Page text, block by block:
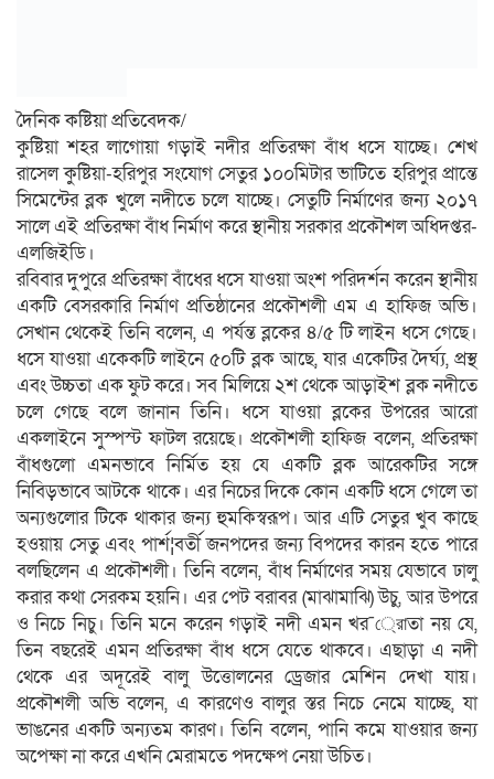
দৈনিক কষ্টিয়া প্রতিবেদক/
কুষ্টিয়া শহর লাগোয়া গড়াই নদীর প্রতিরক্ষা বাঁধ ধসে যাচ্ছে। শেখ
রাসেল কুষ্টিয়া-হরিপুর সংযোগ সেতুর ১০০মিটার ভাটিতে হরিপুর প্রান্তে
সিমেন্টের ব্লক খুলে নদীতে চলে যাচ্ছে। সেতুটি নির্মাণের জন্য ২০১৭
সালে এই প্রতিরক্ষা বাঁধ নির্মাণ করে স্থানীয় সরকার প্রকৌশল অধিদপ্তর-
এলজিইডি।
রবিবার দুপুরে প্রতিরক্ষা বাঁধের ধসে যাওয়া অংশ পরিদর্শন করেন স্থানীয়
একটি বেসরকারি নির্মাণ প্রতিষ্ঠানের প্রকৌশলী এম এ হাফিজ অভি।
সেখান থেকেই তিনি বলেন, এ পর্যন্ত ব্লকের ৪/৫ টি লাইন ধসে গেছে।
ধসে যাওয়া একেকটি লাইনে ৫০টি ব্লক আছে, যার একেটির দৈর্ঘ্য, প্রস্থ
এবং উচ্চতা এক ফুট করে। সব মিলিয়ে ২শ থেকে আড়াইশ ব্লক নদীতে
চলে গেছে বলে জানান তিনি। ধসে যাওয়া ব্লকের উপরের আরো
একলাইনে সুস্পস্ট ফাটল রয়েছে। প্রকৌশলী হাফিজ বলেন, প্রতিরক্ষা
বাঁধগুলো এমনভাবে নির্মিত হয় যে একটি ব্লক আরেকটির সঙ্গে
নিবিড়ভাবে আটকে থাকে। এর নিচের দিকে কোন একটি ধসে গেলে তা
অন্যগুলোর টিকে থাকার জন্য হুমকিস্বরূপ। আর এটি সেতুর খুব কাছে
হওয়ায় সেতু এবং পার্শ¦বর্তী জনপদের জন্য বিপদের কারন হতে পারে
বলছিলেন এ প্রকৌশলী। তিনি বলেন, বাঁধ নির্মাণের সময় যেভাবে ঢালু
করার কথা সেরকম হয়নি। এর পেট বরাবর (মাঝামাঝি) উচু, আর উপরে
ও নিচে নিচু। তিনি মনে করেন গড়াই নদী এমন খর¯্রােতা নয় যে,
তিন বছরেই এমন প্রতিরক্ষা বাঁধ ধসে যেতে থাকবে। এছাড়া এ নদী
থেকে এর অদূরেই বালু উত্তোলনের ড্রেজার মেশিন দেখা যায়।
প্রকৌশলী অভি বলেন, এ কারণেও বালুর স্তর নিচে নেমে যাচ্ছে, যা
ভাঙনের একটি অন্যতম কারণ। তিনি বলেন, পানি কমে যাওয়ার জন্য
অপেক্ষা না করে এখনি মেরামতে পদক্ষেপ নেয়া উচিত।